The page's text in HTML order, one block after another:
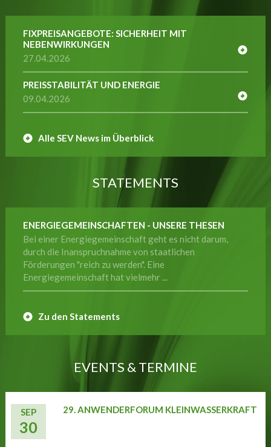
FIXPREISANGEBOTE: SICHERHEIT MIT
NEBENWIRKUNGEN
27.04.2026
PREISSTABILITÄT UND ENERGIE
09.04.2026
Alle SEV News im Überblick
STATEMENTS
ENERGIEGEMEINSCHAFTEN - UNSERE THESEN
Bei einer Energiegemeinschaft geht es nicht darum,
durch die Inanspruchnahme von staatlichen
Förderungen "reich zu werden". Eine
Energiegemeinschaft hat vielmehr ...
Zu den Statements
EVENTS & TERMINE
SEP
30
29. ANWENDERFORUM KLEINWASSERKRAFT